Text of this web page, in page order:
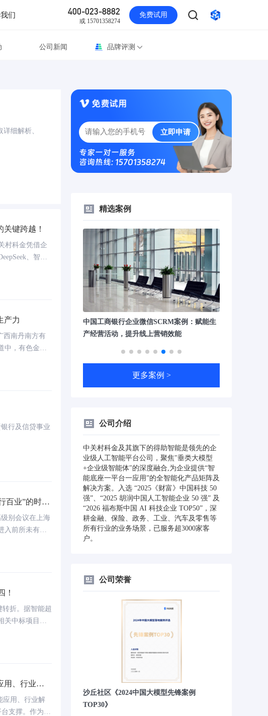
们 400-023-8882
或 15701358274
免费试用
公司新闻 品牌评测
细解析、
键跨越！
村科金凭借企
、智谱
产力
西南丹南方有
中，有色金属
工程师（FD
行及信贷事业
百业”的时代
别会议在上海
入前所未有的
能量，既蕴
、向上向善
产业培育壮
赋能千行百业
！
转折。据智能超
关中标项目数
模商业化落地
类大模型中
用、行业解
应用、行业解
支撑。作为连
立即申请
专家一对一服务
咨询热线: 15701358274
精选案例
信SCRM案例：赋能生
线上营销效能
朝阳医院智能客服系统案例：呼入外呼打造
医疗服务运营智能化体系
更多案例 >
公司介绍
中关村科金及其旗下的得助智能是领先的企
业级人工智能平台公司，聚焦"垂类大模型
+企业级智能体"的深度融合,为企业提供“智
能底座一平台一应用”的全智能化产品矩阵及
解决方案。入选 “2025《财富》中国科技 50
强”、“2025 胡润中国人工智能企业 50 强” 及
“2026 福布斯中国 AI 科技企业 TOP50”，深
耕金融、保险、政务、工业、汽车及零售等
所有行业的业务场景，已服务超3000家客
户。
公司荣誉
量子位“2023人工智能年度创业公司TOP20”